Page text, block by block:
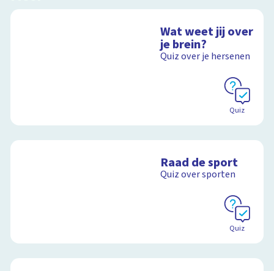
Wat weet jij over
je brein?
Quiz over je hersenen
Quiz
Raad de sport
Quiz over sporten
Quiz